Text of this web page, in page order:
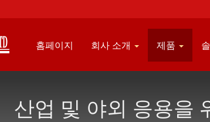
홈페이지 회사 소개 제품
산업 및 야외 응용을